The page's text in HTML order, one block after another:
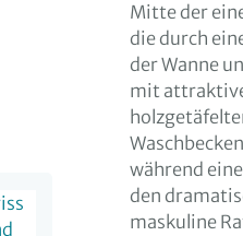
Mitte der
die durch
der Wanne
mit
während
den
maskuline